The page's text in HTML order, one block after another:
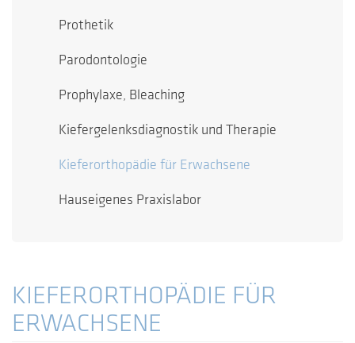
Prothetik
Parodontologie
Prophylaxe, Bleaching
Kiefergelenksdiagnostik und Therapie
Kieferorthopädie für Erwachsene
Hauseigenes Praxislabor
KIEFERORTHOPÄDIE FÜR
ERWACHSENE